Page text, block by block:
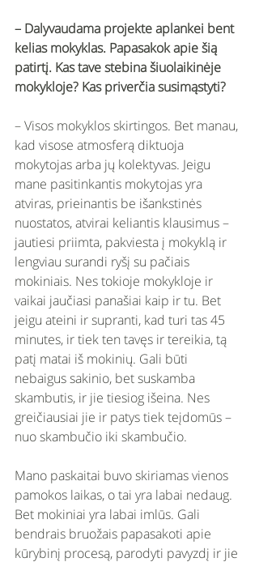
– Dalyvaudama projekte aplankei bent
kelias mokyklas. Papasakok apie šią
patirtį. Kas tave stebina šiuolaikinėje
mokykloje? Kas priverčia susimąstyti?
– Visos mokyklos skirtingos. Bet manau,
kad visose atmosferą diktuoja
mokytojas arba jų kolektyvas. Jeigu
mane pasitinkantis mokytojas yra
atviras, prieinantis be išankstinės
nuostatos, atvirai keliantis klausimus –
jautiesi priimta, pakviesta į mokyklą ir
lengviau surandi ryšį su pačiais
mokiniais. Nes tokioje mokykloje ir
vaikai jaučiasi panašiai kaip ir tu. Bet
jeigu ateini ir supranti, kad turi tas 45
minutes, ir tiek ten tavęs ir tereikia, tą
patį matai iš mokinių. Gali būti
nebaigus sakinio, bet suskamba
skambutis, ir jie tiesiog išeina. Nes
greičiausiai jie ir patys tiek teįdomūs –
nuo skambučio iki skambučio.
Mano paskaitai buvo skiriamas vienos
pamokos laikas, o tai yra labai nedaug.
Bet mokiniai yra labai imlūs. Gali
bendrais bruožais papasakoti apie
kūrybinį procesą, parodyti pavyzdį ir jie